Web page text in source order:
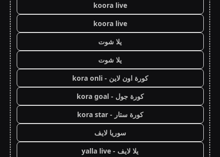
koora live
koora live
يلا شوت
يلا شوت
كورة اون لاين - kora onli
كورة جول - kora goal
كورة ستار - kora star
سوريا لايف
يلا لايف - yalla live